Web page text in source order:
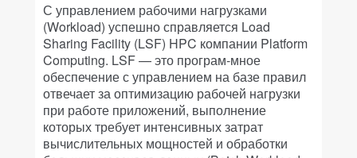
С управлением рабочими нагрузками
(Workload) успешно справляется Load
Sharing Facility (LSF) HPC компании Platform
Computing. LSF — это програм-мное
обеспечение с управлением на базе правил
отвечает за оптимизацию рабочей нагрузки
при работе приложений, выполнение
которых требует интенсивных затрат
вычислительных мощностей и обработки